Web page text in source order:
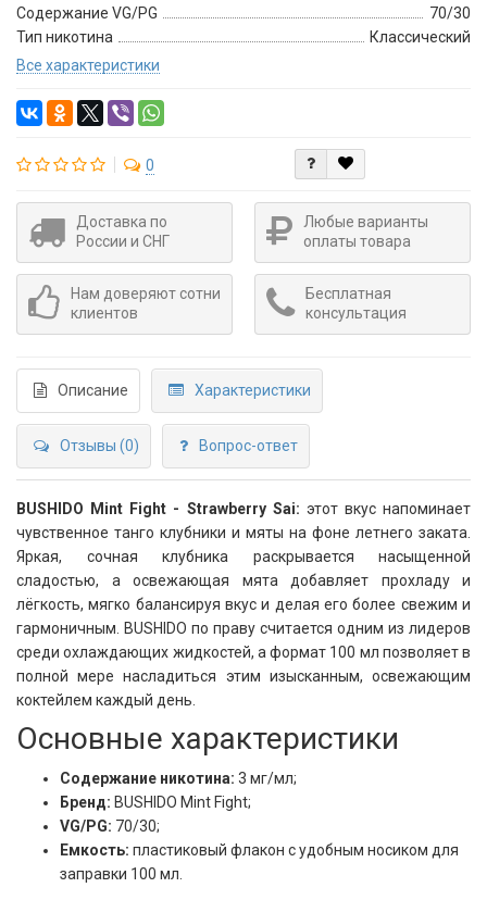
Содержание VG/PG
70/30
Тип никотина
Классический
Все характеристики
0
Доставка по
России и СНГ
Любые варианты
оплаты товара
Нам доверяют сотни
клиентов
Бесплатная
консультация
Описание Характеристики
Отзывы (0) Вопрос-ответ
BUSHIDO Mint Fight - Strawberry Sai: этот вкус напоминает
чувственное танго клубники и мяты на фоне летнего заката.
Яркая, сочная клубника раскрывается насыщенной
сладостью, а освежающая мята добавляет прохладу и
лёгкость, мягко балансируя вкус и делая его более свежим и
гармоничным. BUSHIDO по праву считается одним из лидеров
среди охлаждающих жидкостей, а формат 100 мл позволяет в
полной мере насладиться этим изысканным, освежающим
коктейлем каждый день.
Основные характеристики
Содержание никотина: 3 мг/мл;
Бренд: BUSHIDO Mint Fight;
VG/PG: 70/30;
Емкость: пластиковый флакон с удобным носиком для
заправки 100 мл.